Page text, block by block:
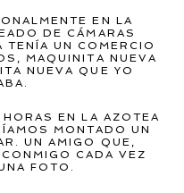
EN LA
DE CÁMARAS
TENÍA UN COMERCIO
MAQUINITA NUEVA
NUEVA QUE YO
EN LA AZOTEA
MONTADO UN
UN AMIGO QUE,
CADA VEZ
FOTO.